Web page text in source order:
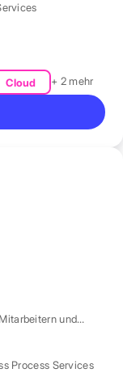
Cloud + 2 mehr
und
Process Services